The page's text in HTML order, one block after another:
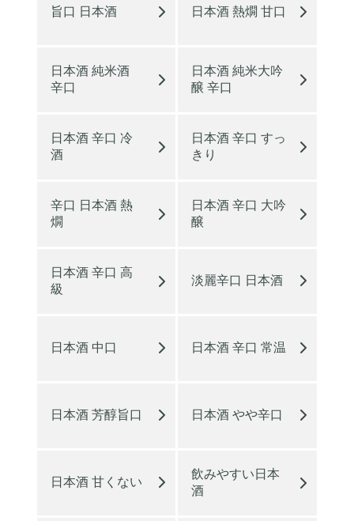
旨口 日本酒 日本酒 熱燗 甘口
日本酒 純米酒
辛口
日本酒 純米大吟
醸 辛口
日本酒 辛口 冷
酒
日本酒 辛口 すっ
きり
辛口 日本酒 熱
燗
日本酒 辛口 大吟
醸
日本酒 辛口 高
級
淡麗辛口 日本酒
日本酒 中口 日本酒 辛口 常温
日本酒 芳醇旨口 日本酒 やや辛口
日本酒 甘くない
飲みやすい日本
酒